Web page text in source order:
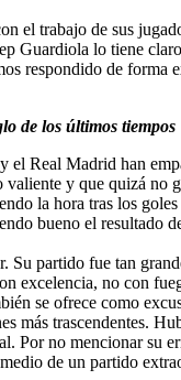
el trabajo de sus
Guardiola lo tiene
respondido de
de los últimos tiempos
el Real Madrid han
y que quizá no
la hora tras los
bueno el resultado
partido fue tan
excelencia, no con
se ofrece como
más trascendentes.
Por no mencionar su
de un partido